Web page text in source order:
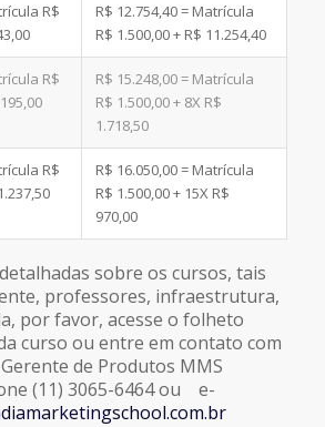
R$
R$ 12.754,40 = Matrícula
R$ 1.500,00 + R$ 11.254,40
R$
R$ 15.248,00 = Matrícula
R$ 1.500,00 + 8X R$
1.718,50
R$
R$ 16.050,00 = Matrícula
R$ 1.500,00 + 15X R$
970,00
sobre os cursos, tais
professores, infraestrutura,
por favor, acesse o folheto
curso ou entre em contato com
de Produtos MMS
(11) 3065-6464 ou e-